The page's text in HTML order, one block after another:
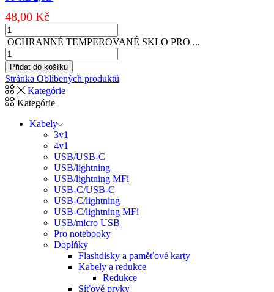
množství
48,00 Kč
OCHRANNÉ
TEMPEROVANÉ
SKLO
PRO
HUAWEI
NOVA
5T
RE
množství
OCHRANNÉ TEMPEROVANÉ SKLO PRO ...
OCHRANNÉ
TEMPEROVANÉ
SKLO
PRO
SAMSUNG
S911
GALAXY
Přidat do košíku
Stránka Oblíbených produktů
Kategórie
Kategórie
Kabely
3v1
4v1
USB/USB-C
USB/lightning
USB/lightning MFi
USB-C/USB-C
USB-C/lightning
USB-C/lightning MFi
USB/micro USB
Pro notebooky
Doplňky
Flashdisky a paměťové karty
Kabely a redukce
Redukce
Síťové prvky